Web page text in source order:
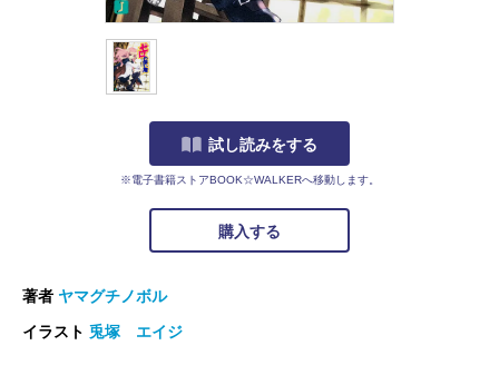
試し読みをする
※電子書籍ストアBOOK☆WALKERへ移動します。
購入する
著者 ヤマグチノボル
イラスト 兎塚 エイジ